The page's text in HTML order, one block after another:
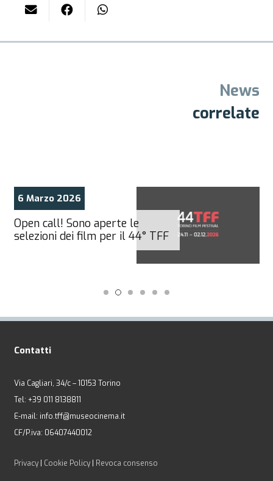
News
correlate
6 Marzo 2026
Open call! Sono aperte le
selezioni dei film per il 44° TFF
Contatti
Via Cagliari, 34/c – 10153 Torino
Tel: +39 011 8138811
E-mail: info.tff@museocinema.it
CF/P.iva: 06407440012
Privacy| Cookie Policy| Revoca consenso